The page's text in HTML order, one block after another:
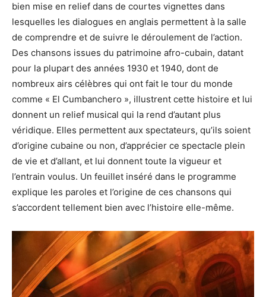
bien mise en relief dans de courtes vignettes dans
lesquelles les dialogues en anglais permettent à la salle
de comprendre et de suivre le déroulement de l’action.
Des chansons issues du patrimoine afro-cubain, datant
pour la plupart des années 1930 et 1940, dont de
nombreux airs célèbres qui ont fait le tour du monde
comme « El Cumbanchero », illustrent cette histoire et lui
donnent un relief musical qui la rend d’autant plus
véridique. Elles permettent aux spectateurs, qu’ils soient
d’origine cubaine ou non, d’apprécier ce spectacle plein
de vie et d’allant, et lui donnent toute la vigueur et
l’entrain voulus. Un feuillet inséré dans le programme
explique les paroles et l’origine de ces chansons qui
s’accordent tellement bien avec l’histoire elle-même.